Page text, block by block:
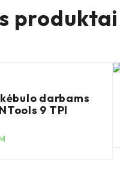
produktai
darbams
9 TPI